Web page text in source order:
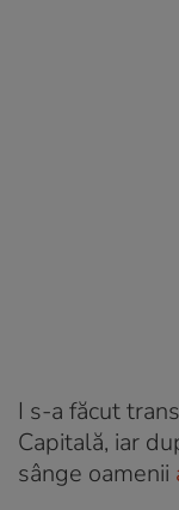
I s-a făcut
Capitală, iar
sânge oamenii